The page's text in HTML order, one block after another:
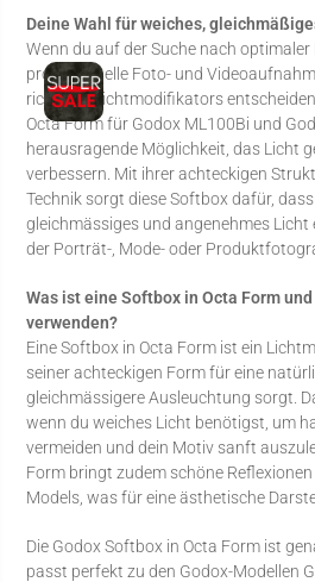
Deine Wahl für weiches,
Wenn du auf der Suche nach
professionelle Foto- und
richtigen Lichtmodifikators
Octa Form für Godox ML100Bi und
herausragende Möglichkeit, das Licht
verbessern. Mit ihrer achteckigen
Technik sorgt diese Softbox dafür, dass
gleichmässiges und angenehmes
der Porträt-, Mode- oder
Was ist eine Softbox in Octa Form
verwenden?
Eine Softbox in Octa Form ist ein
seiner achteckigen Form für eine
gleichmässigere Ausleuchtung sorgt.
wenn du weiches Licht benötigst, um
vermeiden und dein Motiv sanft
Form bringt zudem schöne
Models, was für eine ästhetische
Die Godox Softbox in Octa Form ist
passt perfekt zu den Godox-Modellen